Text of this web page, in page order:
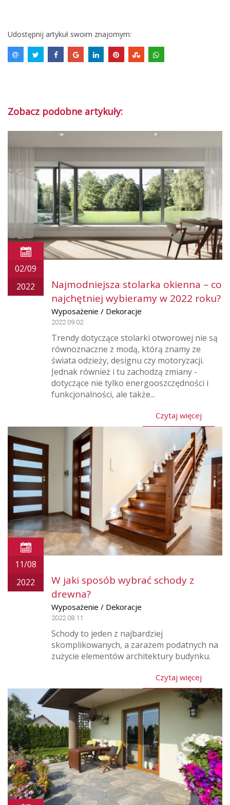
Udostępnij artykuł swoim znajomym:
Zobacz podobne artykuły:
02/09
2022
Najmodniejsza stolarka okienna – co
najchętniej wybieramy w 2022 roku?
Wyposażenie / Dekoracje
2022.09.02
Trendy dotyczące stolarki otworowej nie są
równoznaczne z modą, którą znamy ze
świata odzieży, designu czy motoryzacji.
Jednak również i tu zachodzą zmiany -
dotyczące nie tylko energooszczędności i
funkcjonalności, ale także...
Czytaj więcej
11/08
2022
W jaki sposób wybrać schody z
drewna?
Wyposażenie / Dekoracje
2022.08.11
Schody to jeden z najbardziej
skomplikowanych, a zarazem podatnych na
zużycie elementów architektury budynku.
Czytaj więcej